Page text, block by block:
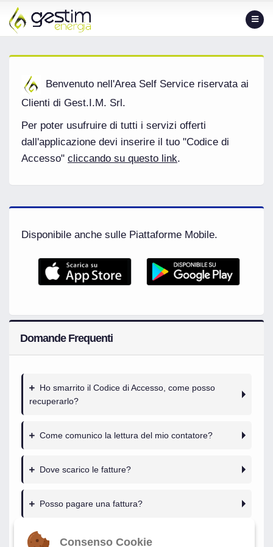
Home Aggiorna
Benvenuto nell'Area Self Service riservata ai
Clienti di Gest.I.M. Srl.
Per poter usufruire di tutti i servizi offerti
dall'applicazione devi inserire il tuo "Codice di
Accesso" cliccando su questo link.
Disponibile anche sulle Piattaforme Mobile.
Domande Frequenti
Ho smarrito il Codice di Accesso, come posso
recuperarlo?
Come comunico la lettura del mio contatore?
Dove scarico le fatture?
Posso pagare una fattura?
Cosa posso fare nell'Area Self Service?
Consenso Cookie